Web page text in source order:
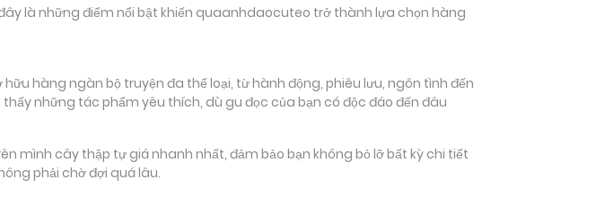
là những điểm nổi bật khiến quaanhdaocuteo trở thành lựa chọn hàng
hàng ngàn bộ truyện đa thể loại, từ hành động, phiêu lưu, ngôn tình đến
những tác phẩm yêu thích, dù gu đọc của bạn có độc đáo đến đâu
mình cây thập tự giá nhanh nhất, đảm bảo bạn không bỏ lỡ bất kỳ chi tiết
phải chờ đợi quá lâu.